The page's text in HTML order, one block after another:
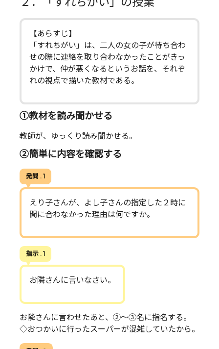
【あらすじ】
「すれちがい」は、二人の女の子が待ち合わ
せの際に連絡を取り合わなかったことがきっ
かけで、仲が悪くなるというお話を、それぞ
れの視点で描いた教材である。
①教材を読み聞かせる
教師が、ゆっくり読み聞かせる。
②簡単に内容を確認する
発問 . 1
えり子さんが、よし子さんの指定した２時に
間に合わなかった理由は何ですか。
指示 . 1
お隣さんに言いなさい。
お隣さんに言わせたあと、②～③名に指名する。
◇おつかいに行ったスーパーが混雑していたから。